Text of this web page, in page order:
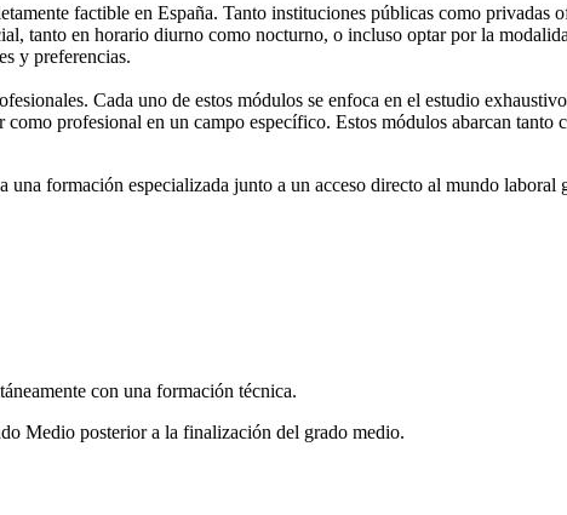
factible en España. Tanto instituciones públicas como privadas
tanto en horario diurno como nocturno, o incluso optar por la
y preferencias.
Cada uno de estos módulos se enfoca en el estudio
profesional en un campo específico. Estos módulos abarcan tanto
formación especializada junto a un acceso directo al mundo laboral
con una formación técnica.
Medio posterior a la finalización del grado medio.